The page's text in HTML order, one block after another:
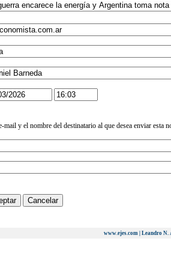
mail y el nombre del destinatario al que desea enviar esta
www.ejes.com | Leandro N.